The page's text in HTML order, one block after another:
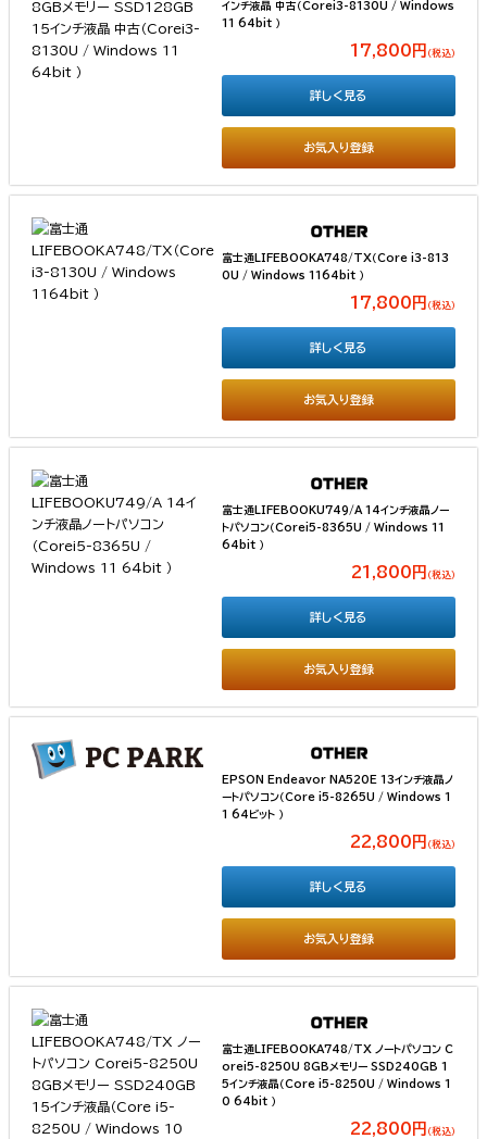
インチ液晶 中古（Corei3-8130U / Windows
11 64bit ）
17,800円 （税込）
お気入り登録
詳しく見る
富士通LIFEBOOKA748/TX（Core i3-813
0U / Windows 1164bit ）
17,800円 （税込）
お気入り登録
詳しく見る
富士通LIFEBOOKU749/A 14インチ液晶ノー
トパソコン（Corei5-8365U / Windows 11
64bit ）
21,800円 （税込）
お気入り登録
詳しく見る
EPSON Endeavor NA520E 13インチ液晶ノ
ートパソコン（Core i5-8265U / Windows 1
1 64ビット ）
22,800円 （税込）
お気入り登録
詳しく見る
富士通LIFEBOOKA748/TX ノートパソコン C
orei5-8250U 8GBメモリー SSD240GB 1
5インチ液晶（Core i5-8250U / Windows 1
0 64bit ）
22,800円 （税込）